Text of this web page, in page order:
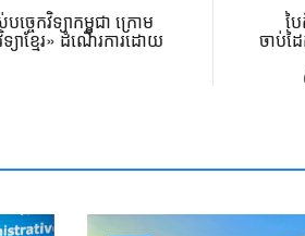
ចេកវិទ្យាកម្ពុជា ក្រោម
យាខ្មែរ» ដំណើរការដោយ
ប
ចាប់ដ